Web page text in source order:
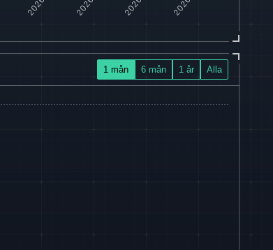
1 mån 6 mån 1 år Alla